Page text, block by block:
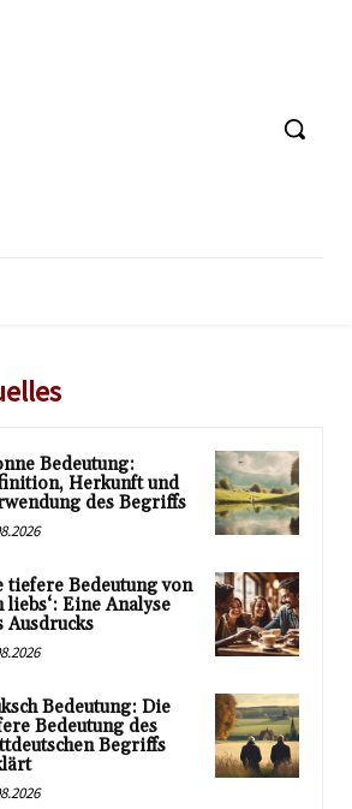
Bedeutung:
Herkunft und
des Begriffs
tiefere Bedeutung von
liebs‘: Eine Analyse
Ausdrucks
Bedeutung: Die
Bedeutung des
Begriffs